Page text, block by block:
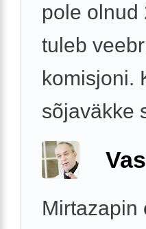
pole olnud
tuleb
komisjoni.
sõjaväkke
Mirtazapin